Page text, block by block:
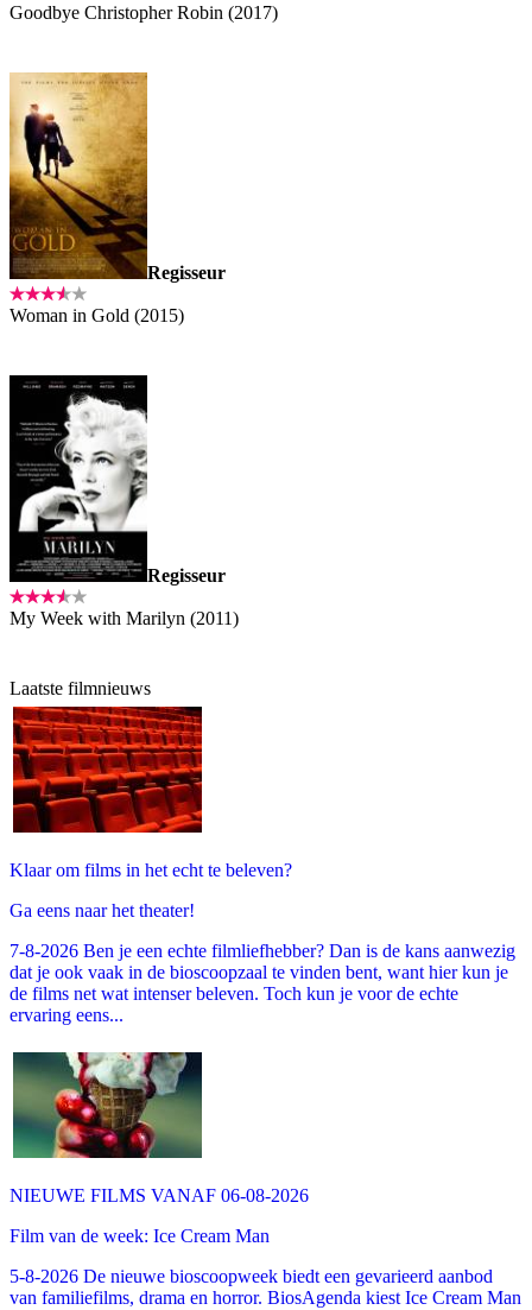
Goodbye Christopher Robin (2017)
Regisseur
Woman in Gold (2015)
Regisseur
My Week with Marilyn (2011)
Laatste filmnieuws
Klaar om films in het echt te beleven?
Ga eens naar het theater!
7-8-2026 Ben je een echte filmliefhebber? Dan is de kans aanwezig
dat je ook vaak in de bioscoopzaal te vinden bent, want hier kun je
de films net wat intenser beleven. Toch kun je voor de echte
ervaring eens...
NIEUWE FILMS VANAF 06-08-2026
Film van de week: Ice Cream Man
5-8-2026 De nieuwe bioscoopweek biedt een gevarieerd aanbod
van familiefilms, drama en horror. BiosAgenda kiest Ice Cream Man